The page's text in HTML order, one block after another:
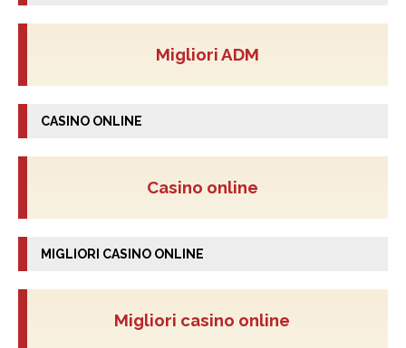
Migliori ADM
CASINO ONLINE
Casino online
MIGLIORI CASINO ONLINE
Migliori casino online